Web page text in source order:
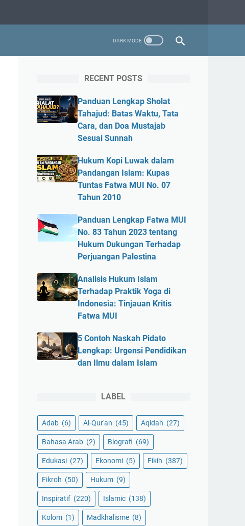
RECENT POSTS
Panduan Lengkap Sholat
Tahajud: Batas Waktu, Tata
Cara, dan Doa Mustajab
Sesuai Sunnah
Hukum Kopi Luwak dalam
Pandangan Islam: Kupas
Tuntas Fatwa MUI No. 07
Tahun 2010
Panduan Lengkap Fatwa MUI
No. 83 Tahun 2023 tentang
Hukum Dukungan Terhadap
Perjuangan Palestina
Analisis Hukum Islam
Terhadap Praktik Yoga di
Indonesia: Tinjauan Kritis
Fatwa MUI
5 Contoh Naskah Pidato
Lengkap: Urgensi Pendidikan
dan Ilmu dalam Islam
LABEL
Adab (6) Al-Qur'an (45) Aqidah (27)
Bahasa Arab (2) Biografi (69)
Edukasi (27) Ekonomi (5) Fikih (387)
Fikroh (50) Hukum (9)
Inspiratif (220) Islamic (138)
Kolom (1) Madkhalisme (8)